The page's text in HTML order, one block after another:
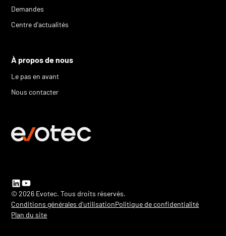
Demandes
Centre d'actualités
À propos de nous
Le pas en avant
Nous contacter
© 2026 Evotec. Tous droits réservés.
Conditions générales d'utilisationPolitique de confidentialité
Plan du site